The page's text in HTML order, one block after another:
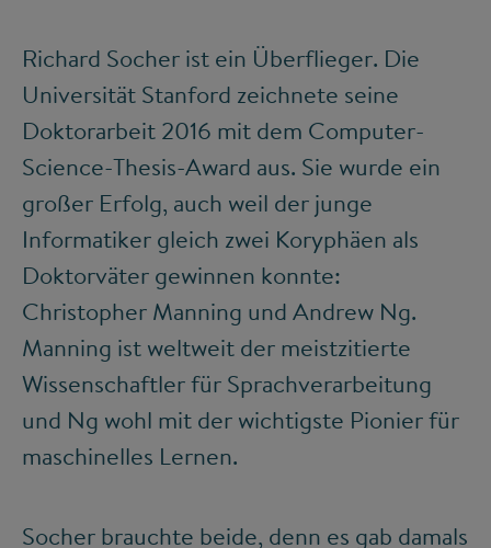
Richard Socher ist ein Überflieger. Die
Universität Stanford zeichnete seine
Doktorarbeit 2016 mit dem Computer-
Science-Thesis-Award aus. Sie wurde ein
großer Erfolg, auch weil der junge
Informatiker gleich zwei Koryphäen als
Doktorväter gewinnen konnte:
Christopher Manning und Andrew Ng.
Manning ist weltweit der meistzitierte
Wissenschaftler für Sprachverarbeitung
und Ng wohl mit der wichtigste Pionier für
maschinelles Lernen.
Socher brauchte beide, denn es gab damals